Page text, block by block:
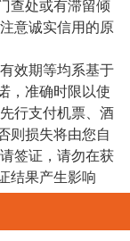
查处或有滞留倾
意诚实信用的原
效期等均系基于
，准确时限以使
行支付机票、酒
则损失将由您自
签证，请勿在获
结果产生影响